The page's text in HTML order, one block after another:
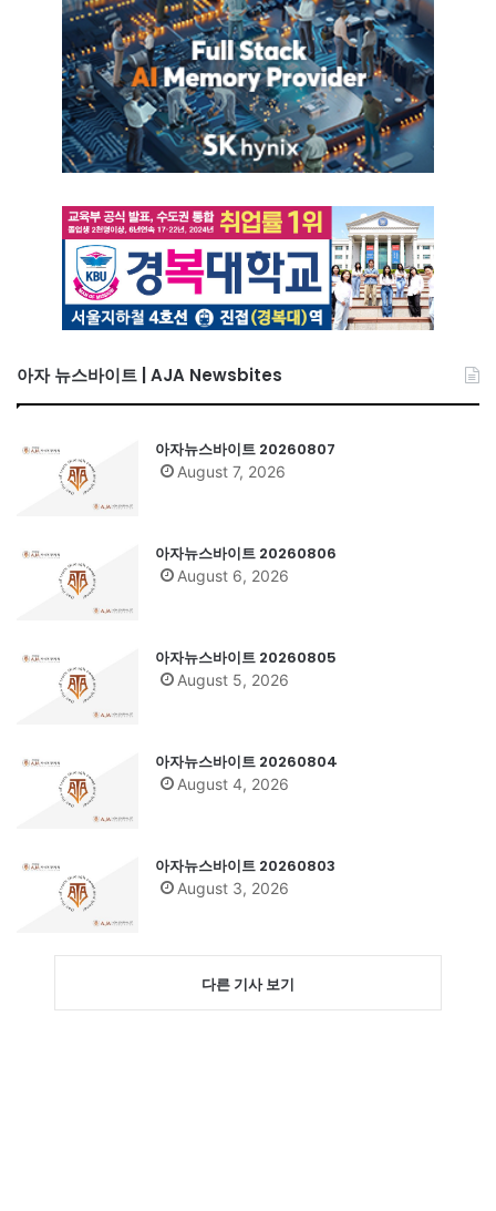
아자 뉴스바이트 | AJA Newsbites
아자뉴스바이트 20260807
August 7, 2026
아자뉴스바이트 20260806
August 6, 2026
아자뉴스바이트 20260805
August 5, 2026
아자뉴스바이트 20260804
August 4, 2026
아자뉴스바이트 20260803
August 3, 2026
다른 기사 보기